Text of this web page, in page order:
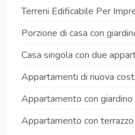
Terreni Edificabile Per
Porzione di casa con
Casa singola con due
Appartamenti di nuova
Appartamento con giardino
Appartamento con terrazzo